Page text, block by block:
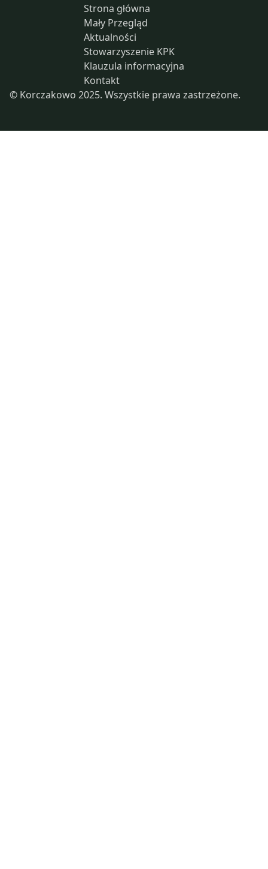
Strona główna
Mały Przegląd
Aktualności
Stowarzyszenie KPK
Klauzula informacyjna
Kontakt
© Korczakowo 2025. Wszystkie prawa zastrzeżone.